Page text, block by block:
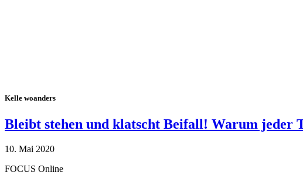
Kelle woanders
Bleibt stehen und klatscht Beifall! Warum jeder
10. Mai 2020
FOCUS Online